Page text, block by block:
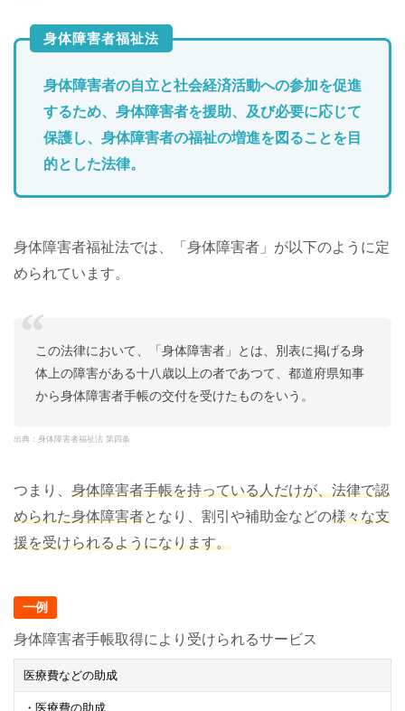
身体障害者福祉法
身体障害者の自立と社会経済活動への参加を促進
するため、身体障害者を援助、及び必要に応じて
保護し、身体障害者の福祉の増進を図ることを目
的とした法律。
身体障害者福祉法では、「身体障害者」が以下のように定
められています。
この法律において、「身体障害者」とは、別表に掲げる身
体上の障害がある十八歳以上の者であつて、都道府県知事
から身体障害者手帳の交付を受けたものをいう。
出典：身体障害者福祉法 第四条
つまり、 身体障害者手帳を持っている人だけが、法律で認
められた身体障害者となり、割引や補助金などの様々な支
援を受けられるようになります。
一例
身体障害者手帳取得により受けられるサービス
医療費などの助成
・医療費の助成